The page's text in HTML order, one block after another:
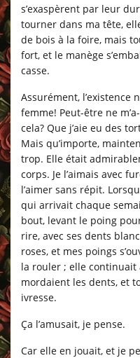
s’exaspèrent par leur
tourner dans ma tête,
de bois à la foire, mais
fort, et le manège
casse.
Assurément, l’existence
femme! Peut-être ne
cela? Que j’aie eu des
Mais qu’importe,
trop. Elle était
corps. Je l’aimais avec
l’aimer sans répit.
qui arrivait chaque
bout, levant le poing pour
rire, avec ses dents
roses, et mes poings
la rouler ; elle
mordaient les dents, et
ivresse.
Ça l’amusait, je pense.
Car elle en jouait, et je